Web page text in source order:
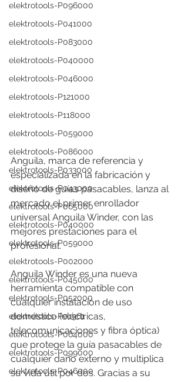
elektrotools-P096000
elektrotools-P041000
elektrotools-P083000
elektrotools-P040000
elektrotools-P046000
elektrotools-P121000
elektrotools-P118000
elektrotools-P059000
elektrotools-P086000
elektrotools-P033000
elektrotools-P043000
elektrotools-P065000
elektrotools-P040000
elektrotools-P059000
elektrotools-P002000
elektrotools-P045000
elektrotools-P052000
elektrotools-P01961
elektrotools-P064000
elektrotools-P099000
elektrotools-P046000
Anguila, marca de referencia y
especializada en la fabricación y
diseño de guías pasacables, lanza al
mercado el primer enrollador
universal Anguila Winder, con las
mejores prestaciones para el
profesional.
Anguila Winder es una nueva
herramienta compatible con
cualquier instalación de uso
doméstico (eléctricas,
telecomunicaciones y fibra óptica)
que protege la guía pasacables de
cualquier daño externo y multiplica
su vida útil por dos. Gracias a su